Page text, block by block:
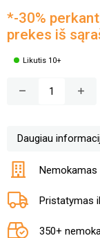
*-30%
prekes iš
Likutis 10+
Daugiau
Pristatymas
350+